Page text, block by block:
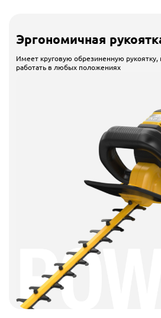
Эргономичная
Имеет круговую обрезиненную рукоятку,
работать в любых положениях